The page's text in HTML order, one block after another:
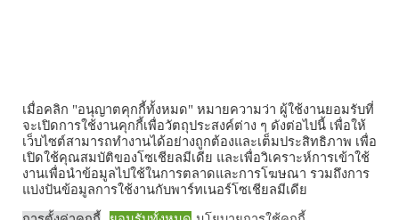
Home Tonkit TV Podcast คนต้นคิด Work & Living
Interview
เมื่อคลิก "อนุญาตคุกกี้ทั้งหมด" หมายความว่า ผู้ใช้งานยอมรับที่
จะเปิดการใช้งานคุกกี้เพื่อวัตถุประสงค์ต่าง ๆ ดังต่อไปนี้ เพื่อให้
เว็บไซต์สามารถทำงานได้อย่างถูกต้องและเต็มประสิทธิภาพ เพื่อ
เปิดใช้คุณสมบัติของโซเชียลมีเดีย และเพื่อวิเคราะห์การเข้าใช้
งานเพื่อนำข้อมูลไปใช้ในการตลาดและการโฆษณา รวมถึงการ
แบ่งปันข้อมูลการใช้งานกับพาร์ทเนอร์โซเชียลมีเดีย